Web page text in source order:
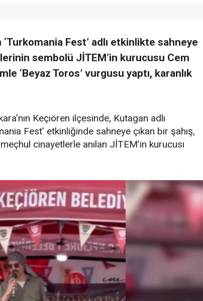
Fest’ adlı etkinlikte sahneye
sembolü JİTEM’in kurucusu Cem
‘Beyaz Toros’ vurgusu yaptı, karanlık
Keçiören ilçesinde, Kutagan adlı
Fest’ etkinliğinde sahneye çıkan bir şahış,
cinayetlerle anılan JİTEM’in kurucusı